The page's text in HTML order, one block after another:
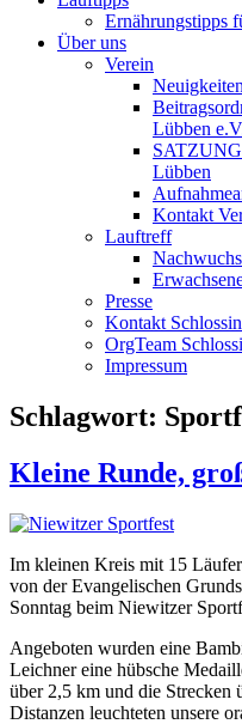
Ernährungstipps
Über uns
Verein
Neuigkeiten
Lübben
SATZUNG
Lübben
Kontakt
Lauftreff
Presse
Kontakt
OrgTeam
Impressum
Schlagwort:
Kleine Runde,
Im kleinen Kreis mit 15
von der Evangelischen
Sonntag beim Niewitzer
Angeboten wurden eine
Leichner eine hübsche
über 2,5 km und die Strecken
Distanzen leuchteten unsere